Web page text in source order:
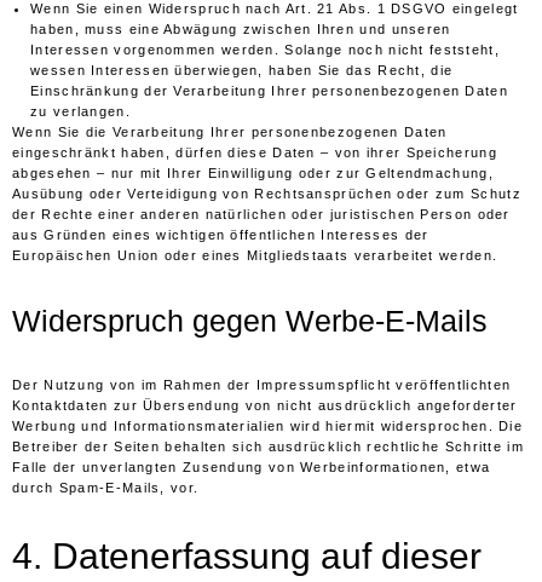
Wenn Sie einen Widerspruch nach Art. 21 Abs. 1 DSGVO eingelegt
haben, muss eine Abwägung zwischen Ihren und unseren
Interessen vorgenommen werden. Solange noch nicht feststeht,
wessen Interessen überwiegen, haben Sie das Recht, die
Einschränkung der Verarbeitung Ihrer personenbezogenen Daten
zu verlangen.
Wenn Sie die Verarbeitung Ihrer personenbezogenen Daten
eingeschränkt haben, dürfen diese Daten – von ihrer Speicherung
abgesehen – nur mit Ihrer Einwilligung oder zur Geltendmachung,
Ausübung oder Verteidigung von Rechtsansprüchen oder zum Schutz
der Rechte einer anderen natürlichen oder juristischen Person oder
aus Gründen eines wichtigen öffentlichen Interesses der
Europäischen Union oder eines Mitgliedstaats verarbeitet werden.
Widerspruch gegen Werbe-E-Mails
Der Nutzung von im Rahmen der Impressumspflicht veröffentlichten
Kontaktdaten zur Übersendung von nicht ausdrücklich angeforderter
Werbung und Informationsmaterialien wird hiermit widersprochen. Die
Betreiber der Seiten behalten sich ausdrücklich rechtliche Schritte im
Falle der unverlangten Zusendung von Werbeinformationen, etwa
durch Spam-E-Mails, vor.
4. Datenerfassung auf dieser